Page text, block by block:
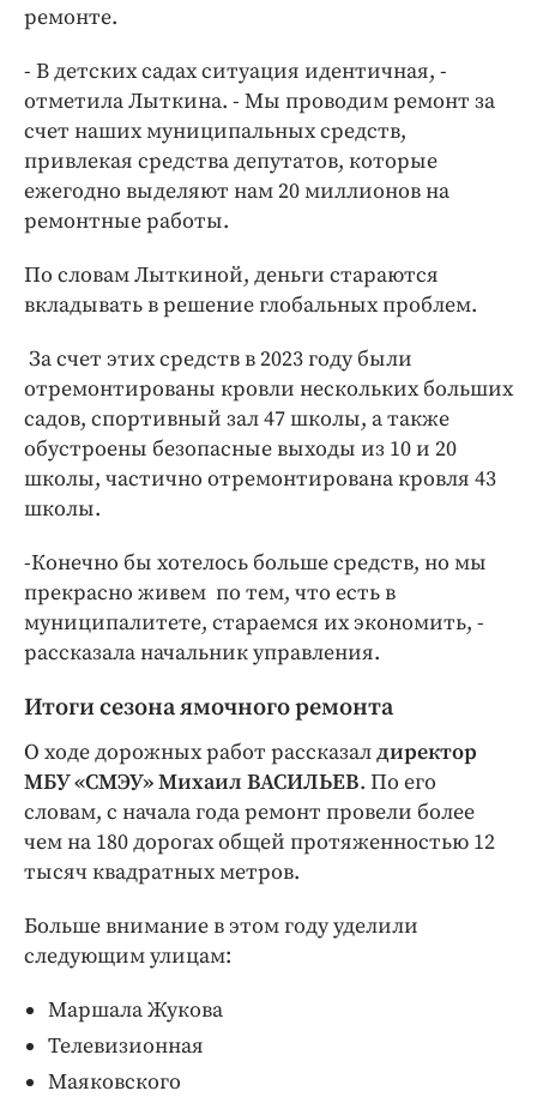
ремонте.
- В детских садах ситуация идентичная, -
отметила Лыткина. - Мы проводим ремонт за
счет наших муниципальных средств,
привлекая средства депутатов, которые
ежегодно выделяют нам 20 миллионов на
ремонтные работы.
По словам Лыткиной, деньги стараются
вкладывать в решение глобальных проблем.
За счет этих средств в 2023 году были
отремонтированы кровли нескольких больших
садов, спортивный зал 47 школы, а также
обустроены безопасные выходы из 10 и 20
школы, частично отремонтирована кровля 43
школы.
-Конечно бы хотелось больше средств, но мы
прекрасно живем по тем, что есть в
муниципалитете, стараемся их экономить, -
рассказала начальник управления.
Итоги сезона ямочного ремонта
О ходе дорожных работ рассказалдиректор
МБУ «СМЭУ» Михаил ВАСИЛЬЕВ. По его
словам, с начала года ремонт провели более
чем на 180 дорогах общей протяженностью 12
тысяч квадратных метров.
Больше внимание в этом году уделили
следующим улицам:
Маршала Жукова
Телевизионная
Маяковского